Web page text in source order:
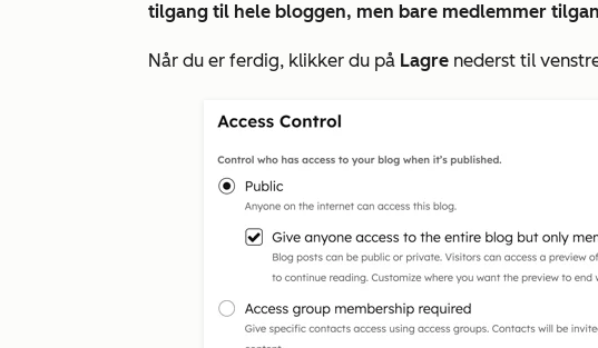
tilgang til hele bloggen, men bare medlemmer
Når du er ferdig, klikker du på Lagre nederst til